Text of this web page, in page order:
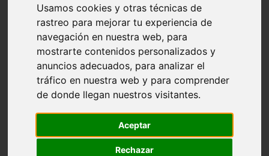
Usamos cookies y otras técnicas de
rastreo para mejorar tu experiencia de
navegación en nuestra web, para
mostrarte contenidos personalizados y
anuncios adecuados, para analizar el
tráfico en nuestra web y para comprender
de donde llegan nuestros visitantes.
Aceptar
Rechazar
comportamiento
protagonistas
abandono
adopci n
ferias
higiene
snacks
acuario
viajar